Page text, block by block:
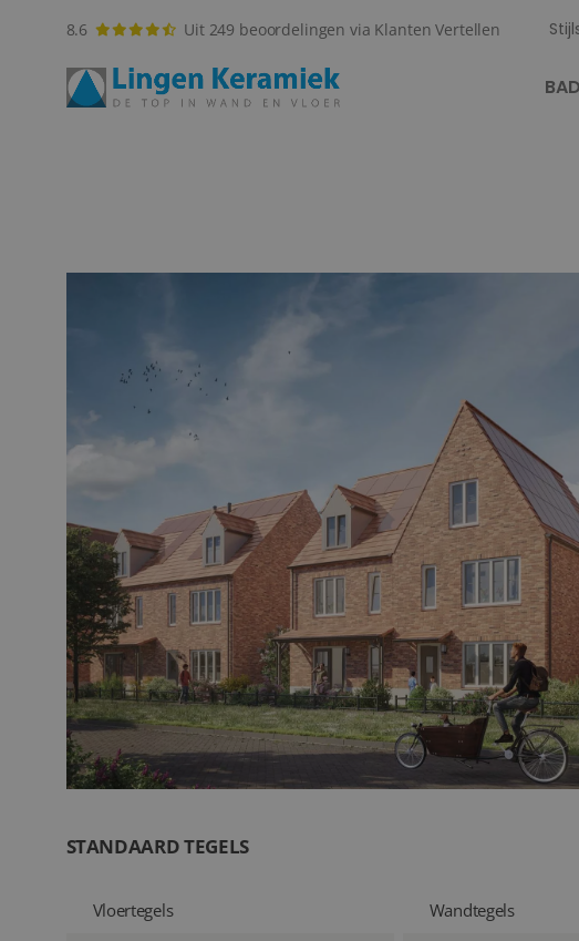
8.6 Uit 249 beoordelingen via Klanten Vertellen
STANDAARD TEGELS
Vloertegels Wandtegels